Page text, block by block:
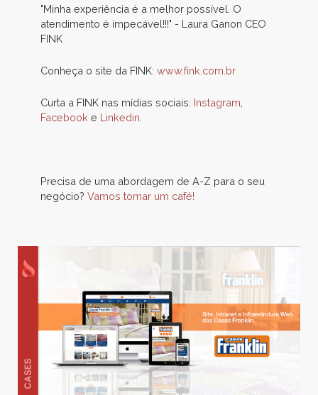
"Minha experiência é a melhor possível. O
atendimento é impecável!!!" - Laura Ganon CEO
FINK
Conheça o site da FINK: www.fink.com.br
Curta a FINK nas mídias sociais: Instagram
Facebook e Linkedin
Precisa de uma abordagem de A-Z para o seu
negócio? Vamos tomar um café!